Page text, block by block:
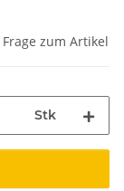
Frage zum Artikel
Stk